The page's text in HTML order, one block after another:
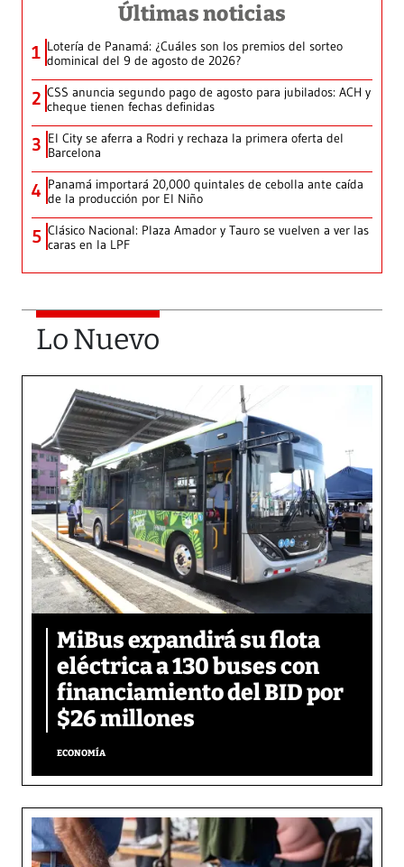
Últimas noticias
1 Lotería de Panamá: ¿Cuáles son los premios del sorteo
dominical del 9 de agosto de 2026?
2 CSS anuncia segundo pago de agosto para jubilados: ACH y
cheque tienen fechas definidas
3 El City se aferra a Rodri y rechaza la primera oferta del
Barcelona
4 Panamá importará 20,000 quintales de cebolla ante caída
de la producción por El Niño
5 Clásico Nacional: Plaza Amador y Tauro se vuelven a ver las
caras en la LPF
Lo Nuevo
MiBus expandirá su flota
eléctrica a 130 buses con
financiamiento del BID por
$26 millones
ECONOMÍA